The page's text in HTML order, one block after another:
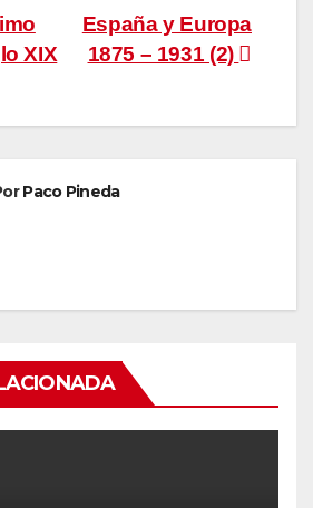
España y Europa
1875 – 1931 (2)
XIX
Paco Pineda